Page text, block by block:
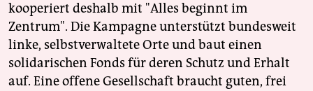
kooperiert deshalb mit "Alles beginnt im
Zentrum". Die Kampagne unterstützt bundesweit
linke, selbstverwaltete Orte und baut einen
solidarischen Fonds für deren Schutz und Erhalt
auf. Eine offene Gesellschaft braucht guten, frei